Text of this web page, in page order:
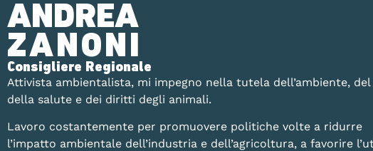
ANDREA
ZANONI
Consigliere Regionale
Attivista ambientalista, mi impegno nella tutela dell’ambiente,
della salute e dei diritti degli animali.
Lavoro costantemente per promuovere politiche volte a ridurre
l’impatto ambientale dell’industria e dell’agricoltura, a favorire